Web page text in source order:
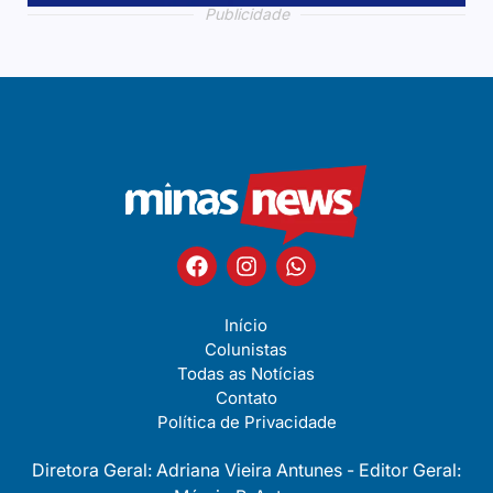
Publicidade
Publicidade
Publicidade
Publicidade
Início
Colunistas
Todas as Notícias
Contato
Política de Privacidade
Diretora Geral: Adriana Vieira Antunes - Editor Geral: